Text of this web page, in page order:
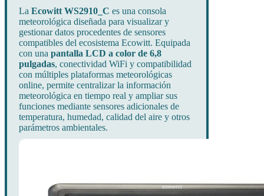
La Ecowitt WS2910_C es una consola
meteorológica diseñada para visualizar y
gestionar datos procedentes de sensores
compatibles del ecosistema Ecowitt. Equipada
con una pantalla LCD a color de 6,8
pulgadas, conectividad WiFi y compatibilidad
con múltiples plataformas meteorológicas
online, permite centralizar la información
meteorológica en tiempo real y ampliar sus
funciones mediante sensores adicionales de
temperatura, humedad, calidad del aire y otros
parámetros ambientales.